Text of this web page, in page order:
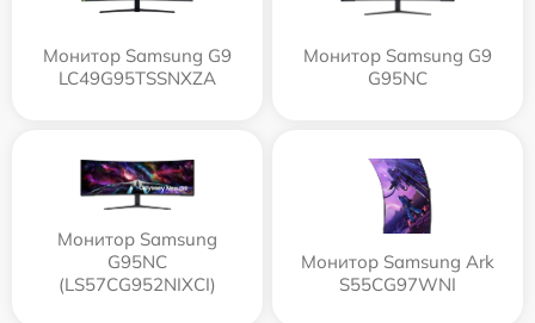
Монитор Samsung G9
LC49G95TSSNXZA
Монитор Samsung G9
G95NC
Монитор Samsung
G95NC
(LS57CG952NIXCI)
Монитор Samsung Ark
S55CG97WNI